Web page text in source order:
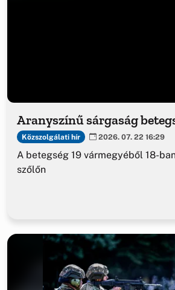
Aranyszínű sárgaság
Közszolgálati hír 2026. 07. 22 16:29
A betegség 19 vármegyéből 18-
szőlőn